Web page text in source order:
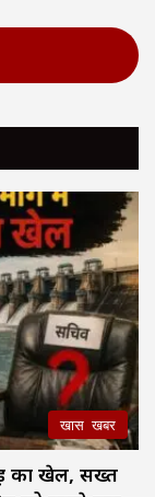
खास खबर
का खेल, सख्त